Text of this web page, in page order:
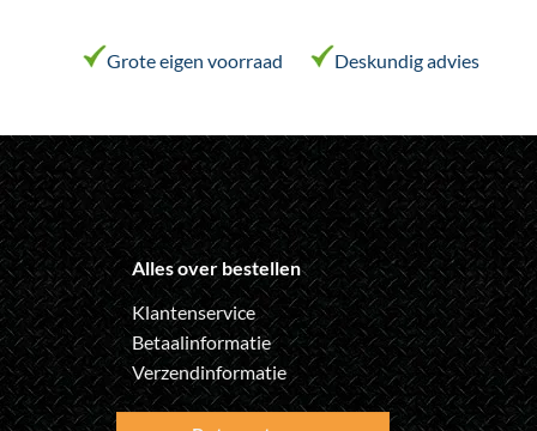
de
productpagina
de
productpagina
Grote eigen voorraad Deskundig advies
Alles over bestellen
Klantenservice
Betaalinformatie
Verzendinformatie